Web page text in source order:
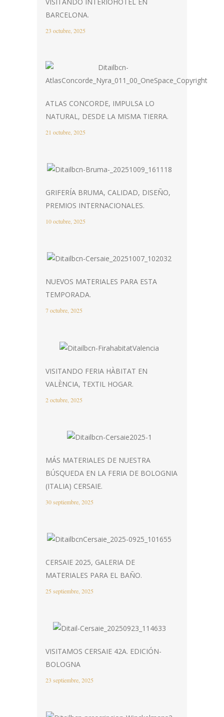
BARCELONA.
23 octubre, 2025
ATLAS CONCORDE, IMPULSA LO
NATURAL, DESDE LA MISMA TIERRA.
21 octubre, 2025
GRIFERÍA BRUMA, CALIDAD, DISEÑO,
PREMIOS INTERNACIONALES.
10 octubre, 2025
NUEVOS MATERIALES PARA ESTA
TEMPORADA.
7 octubre, 2025
VISITANDO FERIA HÀBITAT EN
VALÈNCIA, TEXTIL HOGAR.
2 octubre, 2025
MÁS MATERIALES DE NUESTRA
BÚSQUEDA EN LA FERIA DE BOLOGNIA
(ITALIA) CERSAIE.
30 septiembre, 2025
CERSAIE 2025, GALERIA DE
MATERIALES PARA EL BAÑO.
25 septiembre, 2025
VISITAMOS CERSAIE 42A. EDICIÓN-
BOLOGNA
23 septiembre, 2025